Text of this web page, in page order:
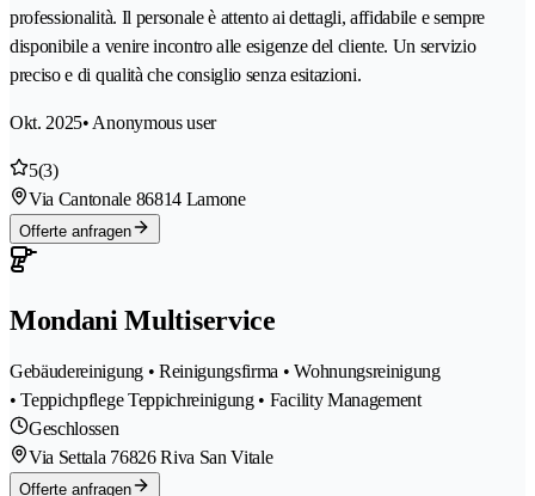
professionalità. Il personale è attento ai dettagli, affidabile e sempre
disponibile a venire incontro alle esigenze del cliente. Un servizio
preciso e di qualità che consiglio senza esitazioni.
Okt. 2025• Anonymous user
5(3)
Via Cantonale 86814 Lamone
Offerte anfragen
Mondani Multiservice
Gebäudereinigung • Reinigungsfirma • Wohnungsreinigung
• Teppichpflege Teppichreinigung • Facility Management
Geschlossen
Via Settala 76826 Riva San Vitale
Offerte anfragen